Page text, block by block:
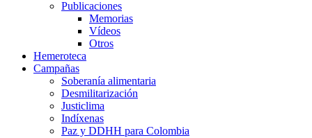
Publicaciones
Memorias
Vídeos
Otros
Hemeroteca
Campañas
Soberanía alimentaria
Desmilitarización
Justiclima
Indíxenas
Paz y DDHH para Colombia